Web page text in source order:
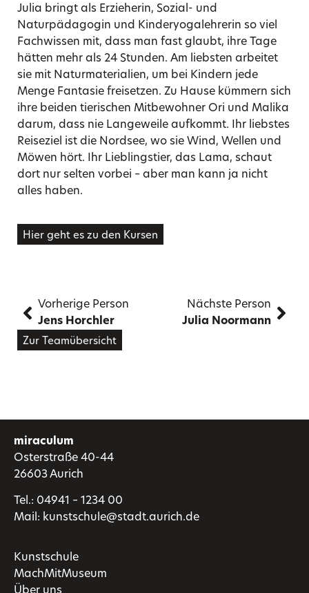
Julia bringt als Erzieherin, Sozial- und
Naturpädagogin und Kinderyogalehrerin so viel
Fachwissen mit, dass man fast glaubt, ihre Tage
hätten mehr als 24 Stunden. Am liebsten arbeitet
sie mit Naturmaterialien, um bei Kindern jede
Menge Fantasie freisetzen. Zu Hause kümmern sich
ihre beiden tierischen Mitbewohner Ori und Malika
darum, dass nie Langeweile aufkommt. Ihr liebstes
Reiseziel ist die Nordsee, wo sie Wind, Wellen und
Möwen hört. Ihr Lieblingstier, das Lama, schaut
dort nur selten vorbei – aber man kann ja nicht
alles haben.
Hier geht es zu den Kursen
Vorherige Person
Jens Horchler
Nächste Person
Julia Noormann
Zur Teamübersicht
miraculum
Osterstraße 40-44
26603 Aurich
Tel.: 04941 – 1234 00
Mail: kunstschule@stadt.aurich.de
Kunstschule
MachMitMuseum